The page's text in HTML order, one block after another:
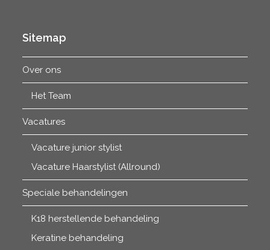
Sitemap
Over ons
Het Team
Vacatures
Vacature junior stylist
Vacature Haarstylist (Allround)
Speciale behandelingen
K18 herstellende behandeling
Keratine behandeling